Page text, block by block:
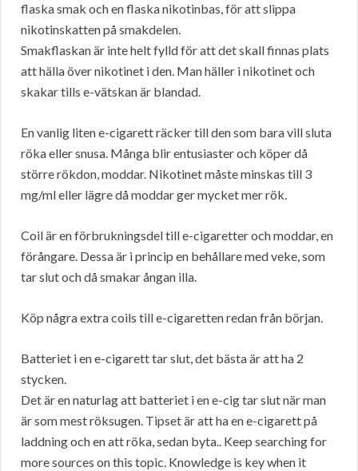
flaska smak och en flaska nikotinbas, för att slippa
nikotinskatten på smakdelen.
Smakflaskan är inte helt fylld för att det skall finnas plats
att hälla över nikotinet i den. Man häller i nikotinet och
skakar tills e-vätskan är blandad.
En vanlig liten e-cigarett räcker till den som bara vill sluta
röka eller snusa. Många blir entusiaster och köper då
större rökdon, moddar. Nikotinet måste minskas till 3
mg/ml eller lägre då moddar ger mycket mer rök.
Coil är en förbrukningsdel till e-cigaretter och moddar, en
förångare. Dessa är i princip en behållare med veke, som
tar slut och då smakar ångan illa.
Köp några extra coils till e-cigaretten redan från början.
Batteriet i en e-cigarett tar slut, det bästa är att ha 2
stycken.
Det är en naturlag att batteriet i en e-cig tar slut när man
är som mest röksugen. Tipset är att ha en e-cigarett på
laddning och en att röka, sedan byta.. Keep searching for
more sources on this topic. Knowledge is key when it